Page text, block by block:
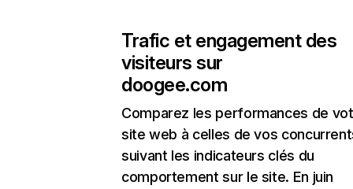
Trafic et engagement des
visiteurs sur
doogee.com
Comparez les performances de
site web à celles de vos
suivant les indicateurs clés du
comportement sur le site. En juin